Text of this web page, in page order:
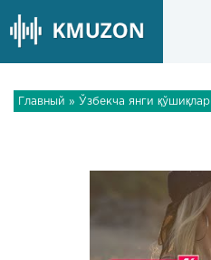
Главный » Ўзбекча янги қўшиқлар